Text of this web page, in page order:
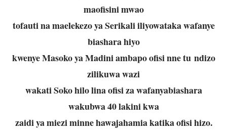
maofisini mwao
tofauti na maelekezo ya Serikali iliyowataka wafanye
biashara hiyo
kwenye Masoko ya Madini ambapo ofisi nne tu ndizo
zilikuwa wazi
wakati Soko hilo lina ofisi za wafanyabiashara
wakubwa 40 lakini kwa
zaidi ya miezi minne hawajahamia katika ofisi hizo.